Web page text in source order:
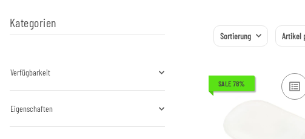
Sortierung Artikel
SALE 78%
Kategorien
Verfügbarkeit
Eigenschaften